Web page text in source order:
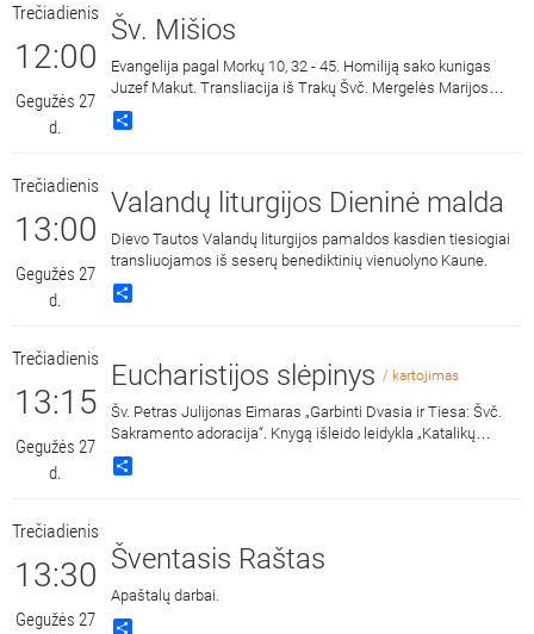
Trečiadienis
12:00
Gegužės 27
d.
Šv. Mišios
Evangelija pagal Morkų 10, 32 - 45. Homiliją sako kunigas
Juzef Makut. Transliacija iš Trakų Švč. Mergelės Marijos
Apsilankymo bazilikos.
Trečiadienis
13:00
Gegužės 27
d.
Valandų liturgijos Dieninė malda
Dievo Tautos Valandų liturgijos pamaldos kasdien tiesiogiai
transliuojamos iš seserų benediktinių vienuolyno Kaune.
Trečiadienis
13:15
Gegužės 27
d.
Eucharistijos slėpinys / kartojimas
Šv. Petras Julijonas Eimaras „Garbinti Dvasia ir Tiesa: Švč.
Sakramento adoracija“. Knygą išleido leidykla „Katalikų
pasaulio leidiniai“ 2018 metais. Skaito Vilius Kaminskas.
Trečiadienis
13:30
Gegužės 27
Šventasis Raštas
Apaštalų darbai.